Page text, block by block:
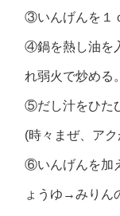
③いんげんを１
④鍋を熱し油を
れ弱火で炒める。
⑤だし汁をひた
(時々まぜ、ア
⑥いんげんを加
ょうゆ→みりん